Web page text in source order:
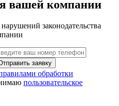
вашей компании
законодательства
заявку
обработки
пользовательское